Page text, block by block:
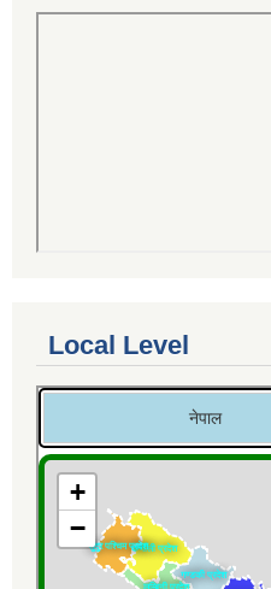
Local Level